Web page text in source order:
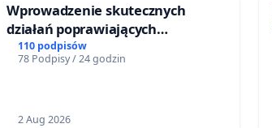
Wprowadzenie skutecznych
działań poprawiających
bezpieczeństwo na ulicy
Żeromskiego w Otwocku
110 podpisów
78 Podpisy / 24 godzin
2 Aug 2026